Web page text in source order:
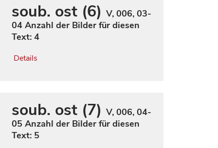
soub. ost (6) V, 006, 03-
04 Anzahl der Bilder für diesen
Text: 4
Details
soub. ost (7) V, 006, 04-
05 Anzahl der Bilder für diesen
Text: 5